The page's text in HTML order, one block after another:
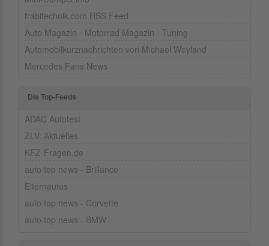
trabitechnik.com RSS Feed
Auto Magazin - Motorrad Magazin - Tuning
Automobilkurznachrichten von Michael Weyland
Mercedes Fans News
Die Top-Feeds
ADAC Autotest
ZLV: Aktuelles
KFZ-Fragen.de
auto top news - Brillance
Elternautos
auto top news - Corvette
auto top news - BMW